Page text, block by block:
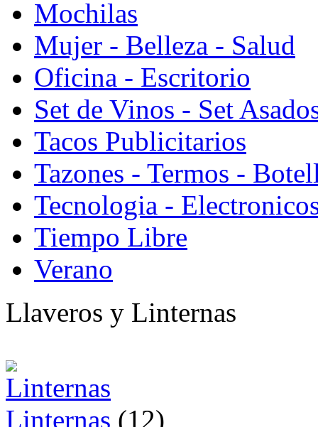
Mochilas
Mujer - Belleza - Salud
Oficina - Escritorio
Set de Vinos - Set
Tacos Publicitarios
Tazones - Termos -
Tecnologia -
Tiempo Libre
Verano
Llaveros y Linternas
Linternas (12)